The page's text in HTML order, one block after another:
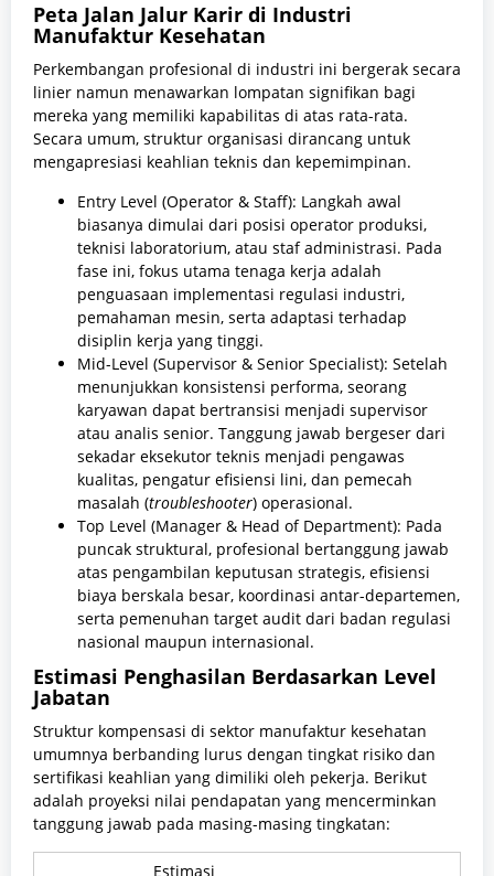
Peta Jalan Jalur Karir di Industri
Manufaktur Kesehatan
Perkembangan profesional di industri ini bergerak secara
linier namun menawarkan lompatan signifikan bagi
mereka yang memiliki kapabilitas di atas rata-rata.
Secara umum, struktur organisasi dirancang untuk
mengapresiasi keahlian teknis dan kepemimpinan.
Entry Level (Operator & Staff): Langkah awal
biasanya dimulai dari posisi operator produksi,
teknisi laboratorium, atau staf administrasi. Pada
fase ini, fokus utama tenaga kerja adalah
penguasaan implementasi regulasi industri,
pemahaman mesin, serta adaptasi terhadap
disiplin kerja yang tinggi.
Mid-Level (Supervisor & Senior Specialist): Setelah
menunjukkan konsistensi performa, seorang
karyawan dapat bertransisi menjadi supervisor
atau analis senior. Tanggung jawab bergeser dari
sekadar eksekutor teknis menjadi pengawas
kualitas, pengatur efisiensi lini, dan pemecah
masalah (troubleshooter) operasional.
Top Level (Manager & Head of Department): Pada
puncak struktural, profesional bertanggung jawab
atas pengambilan keputusan strategis, efisiensi
biaya berskala besar, koordinasi antar-departemen,
serta pemenuhan target audit dari badan regulasi
nasional maupun internasional.
Estimasi Penghasilan Berdasarkan Level
Jabatan
Struktur kompensasi di sektor manufaktur kesehatan
umumnya berbanding lurus dengan tingkat risiko dan
sertifikasi keahlian yang dimiliki oleh pekerja. Berikut
adalah proyeksi nilai pendapatan yang mencerminkan
tanggung jawab pada masing-masing tingkatan:
Estimasi